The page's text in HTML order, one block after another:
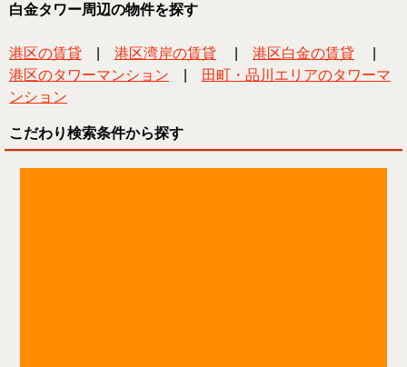
白金タワー周辺の物件を探す
港区の賃貸 港区湾岸の賃貸 港区白金の賃貸
港区のタワーマンション
田町・品川エリアのタワーマ
ンション
こだわり検索条件から探す